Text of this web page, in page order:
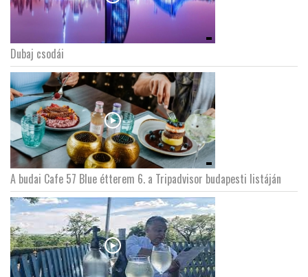
Dubaj csodái
A budai Cafe 57 Blue étterem 6. a Tripadvisor budapesti listáján